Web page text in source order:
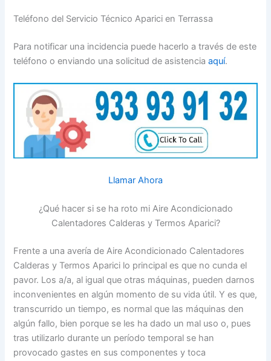
Teléfono del Servicio Técnico Aparici en Terrassa
Para notificar una incidencia puede hacerlo a través de este
teléfono o enviando una solicitud de asistenciaaquí.
Llamar Ahora
¿Qué hacer si se ha roto mi Aire Acondicionado
Calentadores Calderas y Termos Aparici?
Frente a una avería de Aire Acondicionado Calentadores
Calderas y Termos Aparici lo principal es que no cunda el
pavor. Los a/a, al igual que otras máquinas, pueden darnos
inconvenientes en algún momento de su vida útil. Y es que,
transcurrido un tiempo, es normal que las máquinas den
algún fallo, bien porque se les ha dado un mal uso o, pues
tras utilizarlo durante un período temporal se han
provocado gastes en sus componentes y toca